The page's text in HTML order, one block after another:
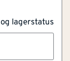
lagerstatus
måleflate
høy kontrast
med